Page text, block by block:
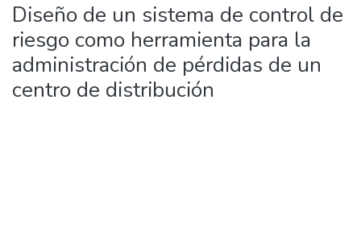
Diseño de un sistema de control de
riesgo como herramienta para la
administración de pérdidas de un
centro de distribución